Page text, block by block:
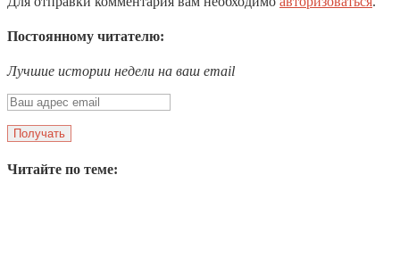
Постоянному читателю:
Лучшие истории недели на ваш email
Читайте по теме: